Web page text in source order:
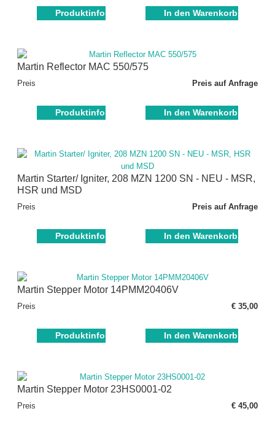
Produktinfo In den Warenkorb
Martin Reflector MAC 550/575
Preis Preis auf Anfrage
Produktinfo In den Warenkorb
Martin Starter/ Igniter, 208 MZN 1200 SN - NEU - MSR,
HSR und MSD
Preis Preis auf Anfrage
Produktinfo In den Warenkorb
Martin Stepper Motor 14PMM20406V
Preis € 35,00
Produktinfo In den Warenkorb
Martin Stepper Motor 23HS0001-02
Preis € 45,00